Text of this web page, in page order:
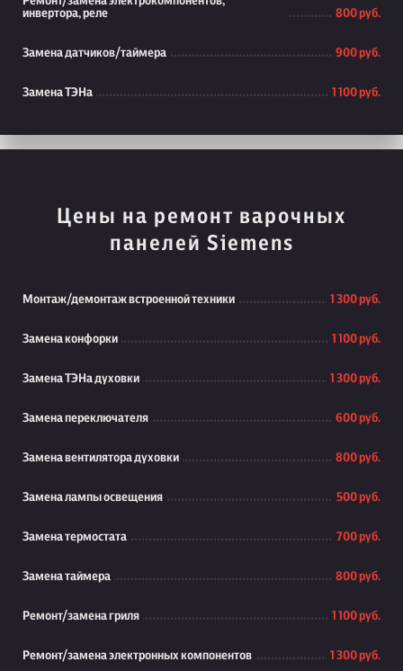
инвертора, реле
800 руб.
Замена датчиков/таймера 900 руб.
Замена ТЭНа 1 100 руб.
Цены на ремонт варочных
панелей Siemens
Монтаж/демонтаж встроенной техники 1 300 руб.
Замена конфорки 1 100 руб.
Замена ТЭНа духовки 1 300 руб.
Замена переключателя 600 руб.
Замена вентилятора духовки 800 руб.
Замена лампы освещения 500 руб.
Замена термостата 700 руб.
Замена таймера 800 руб.
Ремонт/замена гриля 1 100 руб.
Ремонт/замена электронных компонентов 1 300 руб.